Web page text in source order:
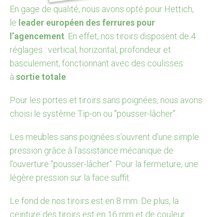
En gage de qualité, nous avons opté pour Hettich,
le leader européen des ferrures pour
l’agencement . En effet, nos tiroirs disposent de 4
réglages : vertical, horizontal, profondeur et
basculement, fonctionnant avec des coulisses
à sortie totale
Pour les portes et tiroirs sans poignées, nous avons
choisi le système Tip-on ou "pousser-lâcher".
Les meubles sans poignées s’ouvrent d’une simple
pression grâce à l’assistance mécanique de
l’ouverture "pousser-lâcher". Pour la fermeture, une
légère pression sur la face suffit.
Le fond de nos tiroirs est en 8 mm. De plus, la
ceinture des tiroirs est en 16 mm et de couleur